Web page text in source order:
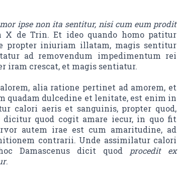
ipse non ita sentitur, nisi cum eum prodit
de Trin. Et ideo quando homo patitur
propter iniuriam illatam, magis sentitur
ad removendum impedimentum rei
iram crescat, et magis sentiatur.
alia ratione pertinet ad amorem, et
quadam dulcedine et lenitate, est enim in
calori aeris et sanguinis, propter quod,
quod cogit amare iecur, in quo fit
autem irae est cum amaritudine, ad
contrarii. Unde assimilatur calori
Damascenus dicit quod procedit ex
.